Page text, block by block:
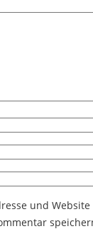
und